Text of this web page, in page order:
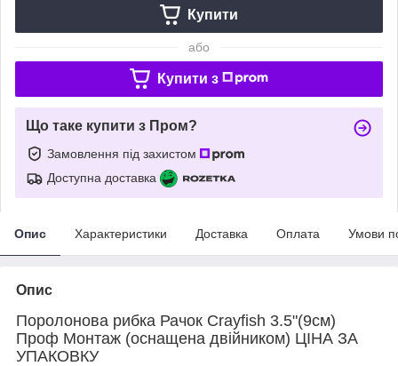
Купити
або
Купити з
Що таке купити з Пром?
Замовлення під захистом
Доступна доставка
Опис Характеристики Доставка Оплата Умови
Опис
Поролонова рибка Рачок Crayfish 3.5"(9см)
Проф Монтаж (оснащена двійником) ЦІНА ЗА
УПАКОВКУ